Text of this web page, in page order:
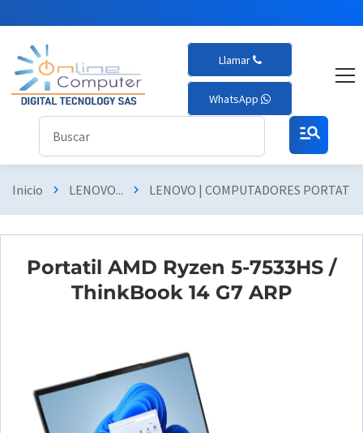
Llamar
WhatsApp
manage_search
Inicio chevron_right LENOVO... chevron_right LENOVO | COMPUTADORES
Portatil AMD Ryzen 5-7533HS /
ThinkBook 14 G7 ARP